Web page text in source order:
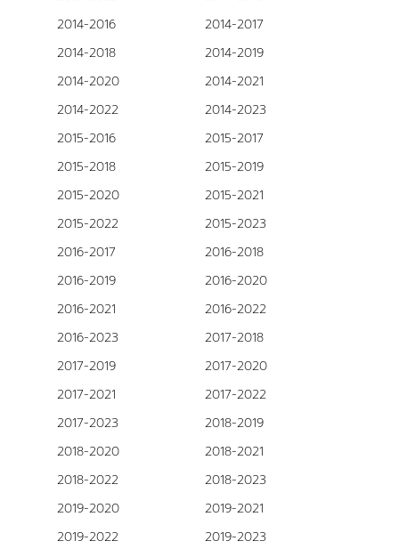
2014-2016
2014-2017
2014-2018
2014-2019
2014-2020
2014-2021
2014-2022
2014-2023
2015-2016
2015-2017
2015-2018
2015-2019
2015-2020
2015-2021
2015-2022
2015-2023
2016-2017
2016-2018
2016-2019
2016-2020
2016-2021
2016-2022
2016-2023
2017-2018
2017-2019
2017-2020
2017-2021
2017-2022
2017-2023
2018-2019
2018-2020
2018-2021
2018-2022
2018-2023
2019-2020
2019-2021
2019-2022
2019-2023